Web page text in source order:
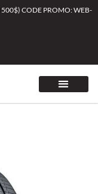
500$) CODE PROMO: WEB-